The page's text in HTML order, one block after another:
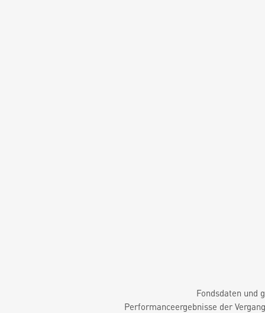
Fondsdaten und
Performanceergebnisse der